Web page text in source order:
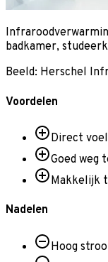
badkamer,
Beeld: Herschel
Voordelen
Direct
Goed weg
Makkelijk
Nadelen
Hoog